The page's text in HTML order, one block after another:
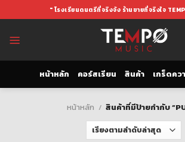
to
" โรงเรียนดนตรีที่จริงจัง ร้านขายที่จริงใจ
หน้าหลัก คอร์สเรียน สินค้า เกร็ดคว
หน้าหลัก / สินค้าที่มีป้ายกำกับ